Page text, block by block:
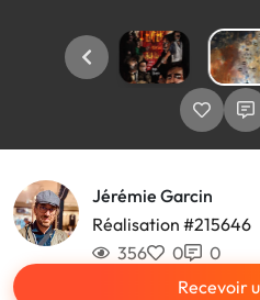
Jérémie Garcin
Réalisation #215646
356
0
0
Recevoir